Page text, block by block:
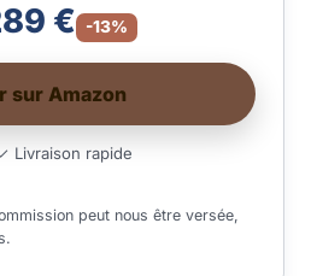
€ -13%
sur Amazon
Livraison rapide
peut nous être versée,